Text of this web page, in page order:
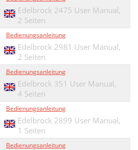
Edelbrock 2475 User Manual,
2 Seiten
Bedienungsanleitung
Edelbrock 2981 User Manual,
2 Seiten
Bedienungsanleitung
Edelbrock 351 User Manual,
4 Seiten
Bedienungsanleitung
Edelbrock 2899 User Manual,
1 Seiten
Bedienungsanleitung